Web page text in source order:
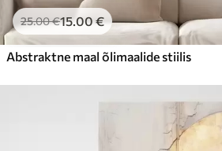
25.00€15.00€
Abstraktne maal õlimaalide stiilis